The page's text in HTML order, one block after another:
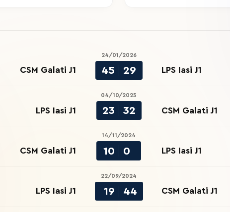
CSM Galati J1
24/01/2026
45 29 LPS Iasi J1
LPS Iasi J1
04/10/2025
23 32 CSM Galati J1
CSM Galati J1
14/11/2024
10 0 LPS Iasi J1
LPS Iasi J1
22/09/2024
19 44 CSM Galati J1